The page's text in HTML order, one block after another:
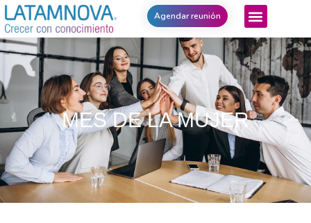
Agendar reunión
MES DE LA MUJER